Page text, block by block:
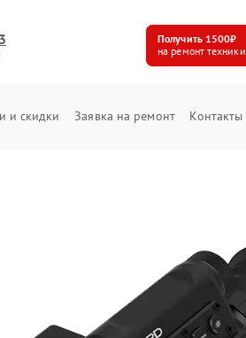
Получить 1500₽
на ремонт техники
и скидки Заявка на ремонт Контакты